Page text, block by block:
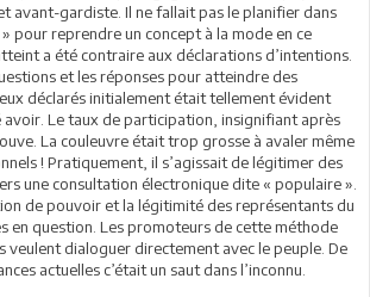
avant-gardiste. Il ne fallait pas le planifier dans
pour reprendre un concept à la mode en ce
a été contraire aux déclarations d’intentions.
et les réponses pour atteindre des
déclarés initialement était tellement évident
avoir. Le taux de participation, insignifiant après
La couleuvre était trop grosse à avaler même
! Pratiquement, il s’agissait de légitimer des
une consultation électronique dite « populaire ».
de pouvoir et la légitimité des représentants du
en question. Les promoteurs de cette méthode
veulent dialoguer directement avec le peuple. De
actuelles c’était un saut dans l’inconnu.